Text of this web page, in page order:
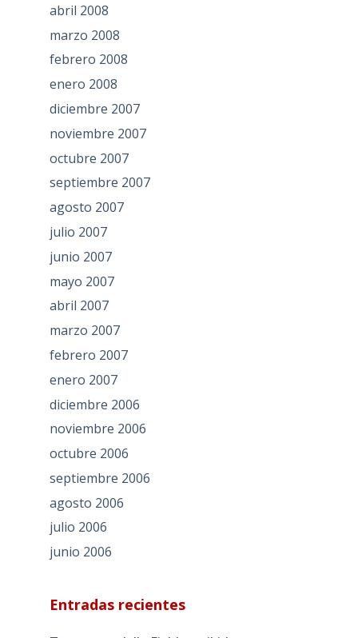
abril 2008
marzo 2008
febrero 2008
enero 2008
diciembre 2007
noviembre 2007
octubre 2007
septiembre 2007
agosto 2007
julio 2007
junio 2007
mayo 2007
abril 2007
marzo 2007
febrero 2007
enero 2007
diciembre 2006
noviembre 2006
octubre 2006
septiembre 2006
agosto 2006
julio 2006
junio 2006
Entradas recientes